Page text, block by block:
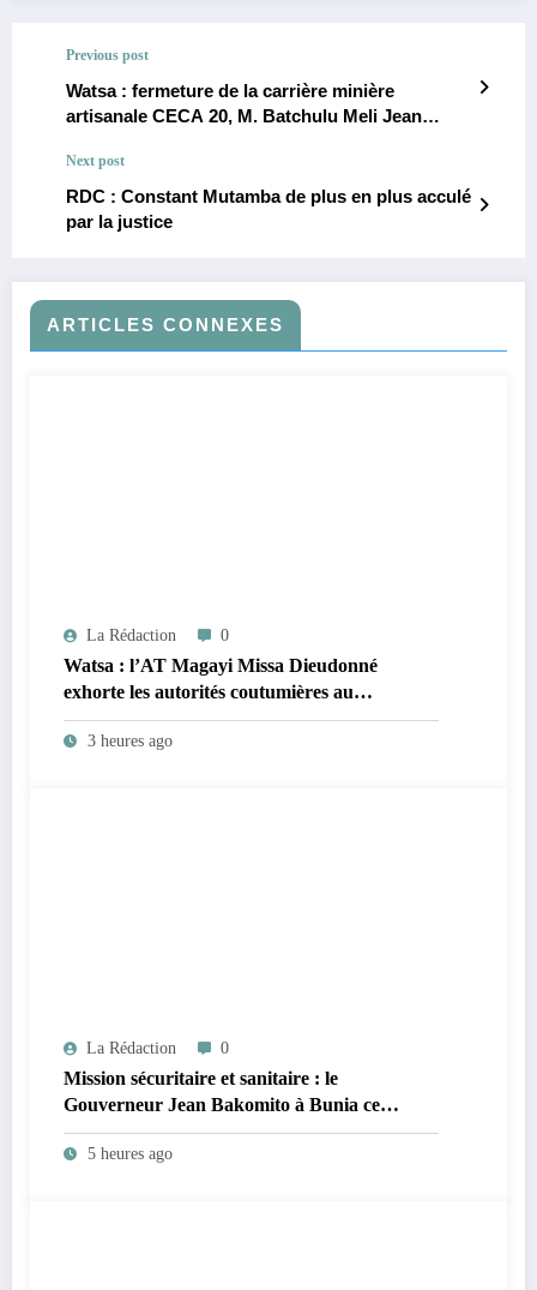
Previous post
Watsa : fermeture de la carrière minière
artisanale CECA 20, M. Batchulu Meli Jean
Next post
RDC : Constant Mutamba de plus en plus acculé
par la justice
ARTICLES CONNEXES
La Rédaction 0
Watsa : l’AT Magayi Missa Dieudonné
exhorte les autorités coutumières au
recensement et à l’identification de la
population en vue de renforcer la
3 heures ago
La Rédaction 0
Mission sécuritaire et sanitaire : le
Gouverneur Jean Bakomito à Bunia ce
vendredi
5 heures ago